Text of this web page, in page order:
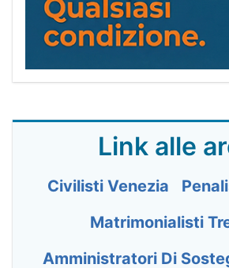
Link alle
Civilisti Venezia
Matrimonialisti
Amministratori Di